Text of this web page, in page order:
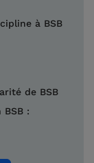
à BSB
de BSB
: